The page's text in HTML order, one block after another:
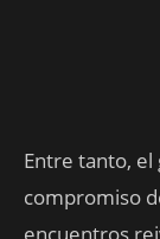
Entre tanto, el
compromiso
encuentros